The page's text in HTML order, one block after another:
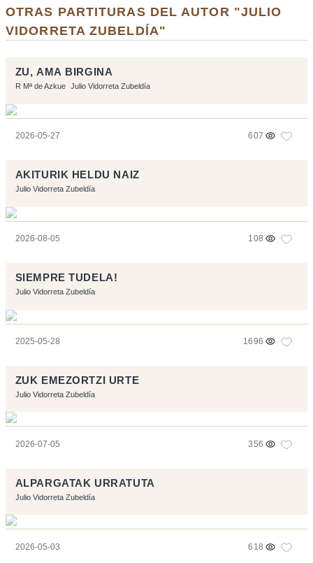
OTRAS PARTITURAS DEL AUTOR "JULIO
VIDORRETA ZUBELDÍA"
ZU, AMA BIRGINA
R Mª de Azkue Julio Vidorreta Zubeldía
2026-05-27 607
AKITURIK HELDU NAIZ
Julio Vidorreta Zubeldía
2026-08-05 108
SIEMPRE TUDELA!
Julio Vidorreta Zubeldía
2025-05-28 1696
ZUK EMEZORTZI URTE
Julio Vidorreta Zubeldía
2026-07-05 356
ALPARGATAK URRATUTA
Julio Vidorreta Zubeldía
2026-05-03 618